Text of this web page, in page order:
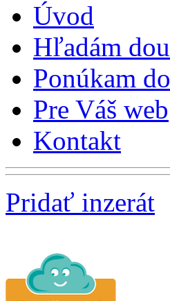
Úvod
Hľadám
Ponúkam
Pre Váš web
Kontakt
Pridať inzerát